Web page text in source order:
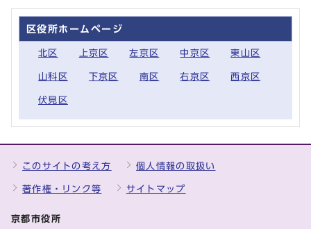
区役所ホームページ
北区 上京区 左京区 中京区 東山区
山科区 下京区 南区 右京区 西京区
伏見区
このサイトの考え方 個人情報の取扱い
著作権・リンク等 サイトマップ
京都市役所